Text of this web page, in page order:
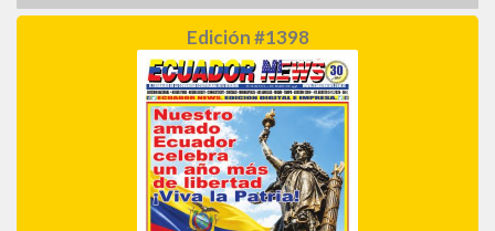
Edición #1398